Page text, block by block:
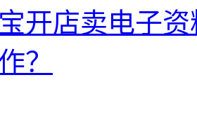
开店卖电子
？